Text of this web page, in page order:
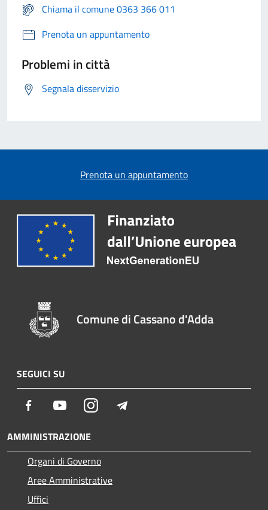
Chiama il comune 0363 366 011
Prenota un appuntamento
Problemi in città
Segnala disservizio
Prenota un appuntamento
Comune di Cassano d'Adda
SEGUICI SU
Facebook YoutubeInstagram
AMMINISTRAZIONE
Organi di Governo
Aree Amministrative
Uffici